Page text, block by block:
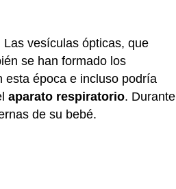
vesículas ópticas, que
se han formado los
época e incluso podría
aparato respiratorio. Durante
de su bebé.